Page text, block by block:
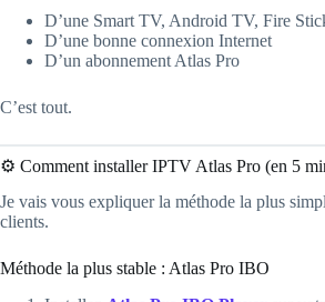
D’une Smart TV, Android TV, Fire
D’une bonne connexion Internet
D’un abonnement Atlas Pro
C’est tout.
⚙️ Comment installer IPTV Atlas Pro (en 5
Je vais vous expliquer la méthode la plus
clients.
Méthode la plus stable : Atlas Pro IBO